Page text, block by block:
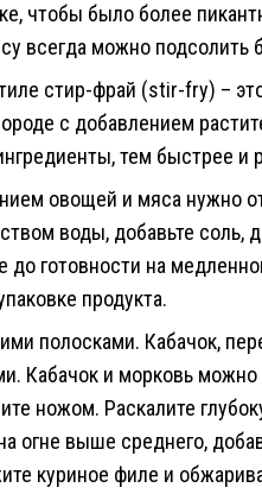
чтобы было более
всегда можно
стир-фрай (stir-fry) –
с добавлением
тем быстрее и
овощей и мяса нужно
воды, добавьте соль,
до готовности на
продукта.
полосками. Кабачок,
Кабачок и морковь можно
ножом. Раскалите
огне выше среднего,
куриное филе и